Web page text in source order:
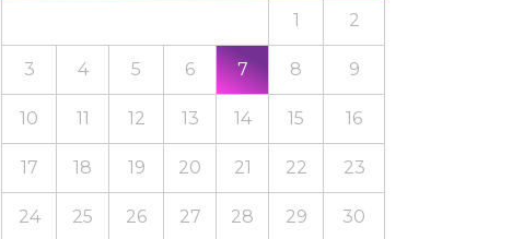
1 2
3 4 5 6 7 8 9
10 11 12 13 14 15 16
17 18 19 20 21 22 23
24 25 26 27 28 29 30